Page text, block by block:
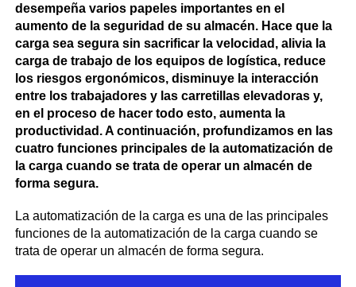
desempeña varios papeles importantes en el
aumento de la seguridad de su almacén. Hace que la
carga sea segura sin sacrificar la velocidad, alivia la
carga de trabajo de los equipos de logística, reduce
los riesgos ergonómicos, disminuye la interacción
entre los trabajadores y las carretillas elevadoras y,
en el proceso de hacer todo esto, aumenta la
productividad. A continuación, profundizamos en las
cuatro funciones principales de la automatización de
la carga cuando se trata de operar un almacén de
forma segura.
La automatización de la carga es una de las principales
funciones de la automatización de la carga cuando se
trata de operar un almacén de forma segura.